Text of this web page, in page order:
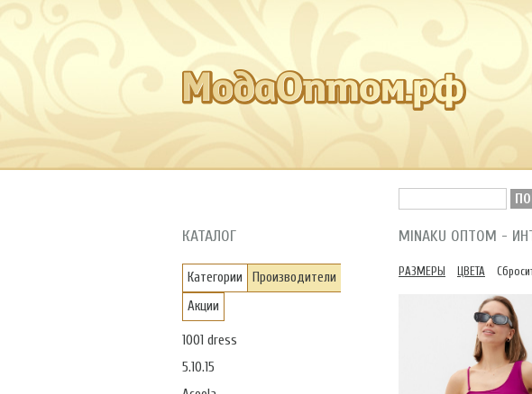
КАТАЛОГ
Категории
Производители
Акции
1001 dress
5.10.15
MINAKU ОПТОМ -
РАЗМЕРЫ ЦВЕТА